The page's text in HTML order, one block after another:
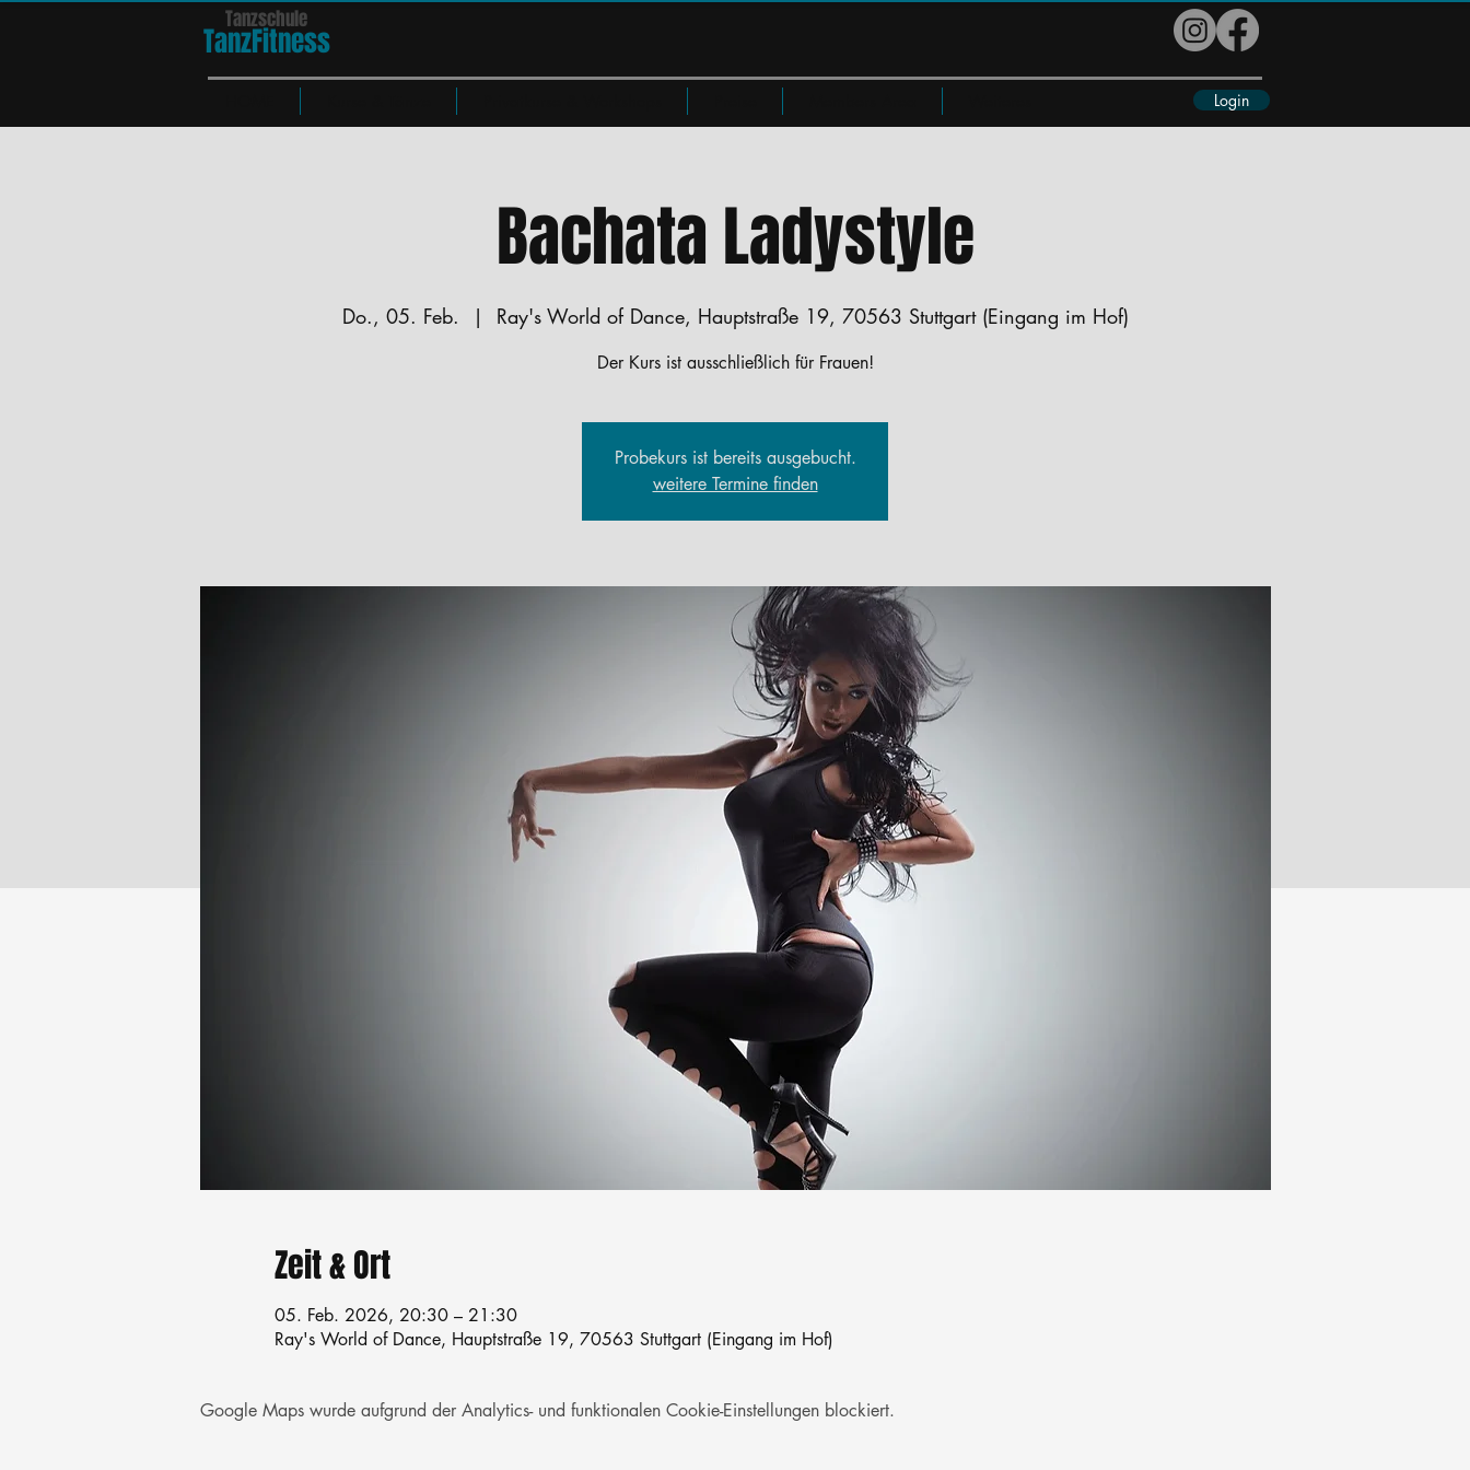
Tanzschule
TanzFitness
Login
Bachata Ladystyle
Do., 05. Feb.
  |
Ray's World of Dance, Hauptstraße 19, 70563 Stuttgart (Eingang im Hof)
Der Kurs ist ausschließlich für Frauen!
Probekurs ist bereits ausgebucht.
weitere Termine finden
Zeit & Ort
05. Feb. 2026, 20:30 – 21:30
Ray's World of Dance, Hauptstraße 19, 70563 Stuttgart (Eingang im Hof)
Google Maps wurde aufgrund der Analytics- und funktionalen Cookie-Einstellungen blockiert.